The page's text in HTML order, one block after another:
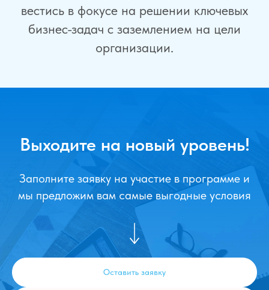
вестись в фокусе на решении ключевых
бизнес-задач с заземлением на цели
организации.
Выходите на новый уровень!
Заполните заявку на участие в программе и
мы предложим вам самые выгодные условия
Оставить заявку